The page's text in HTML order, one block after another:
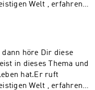
Welt , erfahren
Hilfe dann melde dich
höre Dir diese
in dieses Thema und
hat.Er ruft
Welt , erfahren